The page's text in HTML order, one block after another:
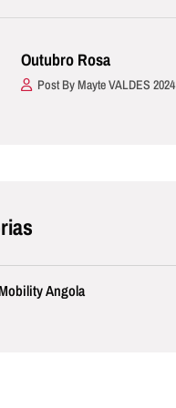
Outubro Rosa
Post By Mayte VALDES 2024
Angola